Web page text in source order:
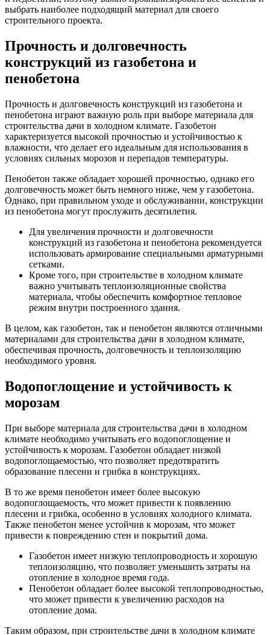
выбрать наиболее подходящий материал для своего
строительного проекта.
Прочность и долговечность
конструкций из газобетона и
пенобетона
Прочность и долговечность конструкций из газобетона и
пенобетона играют важную роль при выборе материала для
строительства дачи в холодном климате. Газобетон
характеризуется высокой прочностью и устойчивостью к
влажности, что делает его идеальным для использования в
условиях сильных морозов и перепадов температуры.
Пенобетон также обладает хорошей прочностью, однако его
долговечность может быть немного ниже, чем у газобетона.
Однако, при правильном уходе и обслуживании, конструкции
из пенобетона могут прослужить десятилетия.
Для увеличения прочности и долговечности
конструкций из газобетона и пенобетона рекомендуется
использовать армирование специальными арматурными
сетками.
Кроме того, при строительстве в холодном климате
важно учитывать теплоизоляционные свойства
материала, чтобы обеспечить комфортное тепловое
режим внутри построенного здания.
В целом, как газобетон, так и пенобетон являются отличными
материалами для строительства дачи в холодном климате,
обеспечивая прочность, долговечность и теплоизоляцию
необходимого уровня.
Водопоглощение и устойчивость к
морозам
При выборе материала для строительства дачи в холодном
климате необходимо учитывать его водопоглощение и
устойчивость к морозам. Газобетон обладает низкой
водопоглощаемостью, что позволяет предотвратить
образование плесени и грибка в конструкциях.
В то же время пенобетон имеет более высокую
водопоглощаемость, что может привести к появлению
плесени и грибка, особенно в условиях холодного климата.
Также пенобетон менее устойчив к морозам, что может
привести к повреждению стен и покрытий дома.
Газобетон имеет низкую теплопроводность и хорошую
теплоизоляцию, что позволяет уменьшить затраты на
отопление в холодное время года.
Пенобетон обладает более высокой теплопроводностью,
что может привести к увеличению расходов на
отопление дома.
Таким образом, при строительстве дачи в холодном климате